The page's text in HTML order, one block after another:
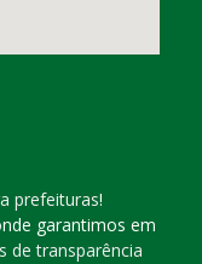
prefeituras!
garantimos em
de transparência